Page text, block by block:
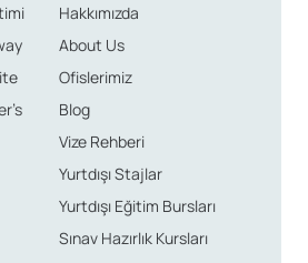
tercih edilen bir seçenek
ve
öğrencilerle tanışarak, farklı
sahip olursunuz. Sosyal
Hakkımızda
About Us
Ofislerimiz
Blog
Vize Rehberi
Yurtdışı Stajlar
Yurtdışı Eğitim Bursları
Sınav Hazırlık Kursları